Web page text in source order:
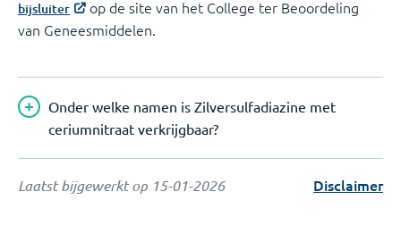
bijsluiter
op de site van het College ter Beoordeling
van Geneesmiddelen.
Onder welke namen is Zilversulfadiazine met
ceriumnitraat verkrijgbaar?
Laatst bijgewerkt op 15-01-2026 Disclaimer